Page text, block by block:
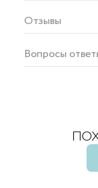
Отзывы
Вопросы